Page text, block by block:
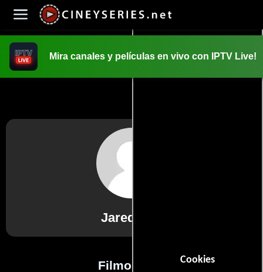
Cookies
Mira canales y películas en vivo con IPTV Live!
Jared Noe
Filmografía